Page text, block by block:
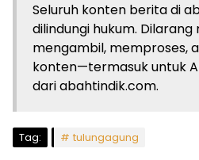
Seluruh konten berita di
dilindungi hukum. Dilarang
mengambil, memproses,
konten—termasuk untuk
dari abahtindik.com.
Tag: tulungagung